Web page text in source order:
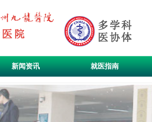
新闻资讯 就医指南